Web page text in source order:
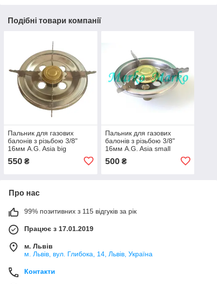
Подібні товари компанії
Пальник для газових
балонів з різьбою 3/8"
16мм A.G. Asia big
550 ₴
Пальник для газових
балонів з різьбою 3/8"
16мм A.G. Asia small
500₴
Про нас
99% позитивних з 115 відгуків за рік
Працює з 17.01.2019
м. Львів
м. Львів, вул. Глибока, 14, Львів, Україна
Контакти